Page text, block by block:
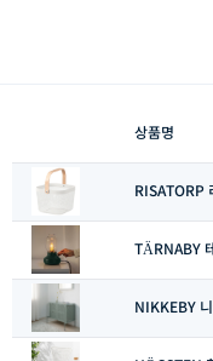
상품명
RISATORP
TÄRNABY
NIKKEBY